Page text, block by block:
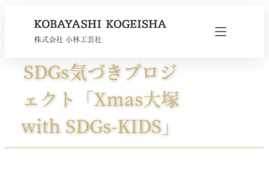
SDGs気づきプロジ
ェクト「Xmas大塚
with SDGs-KIDS」